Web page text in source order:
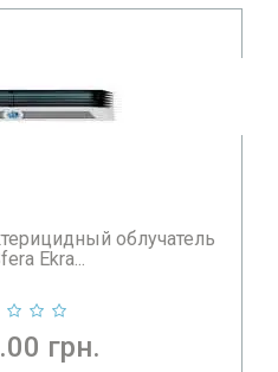
облучатель
Ekra...
грн.